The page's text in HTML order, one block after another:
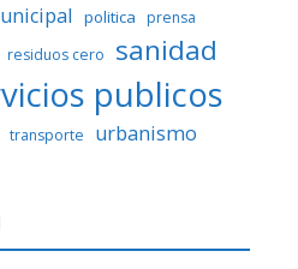
politica
prensa
residuos cero sanidad
publicos
transporte
urbanismo